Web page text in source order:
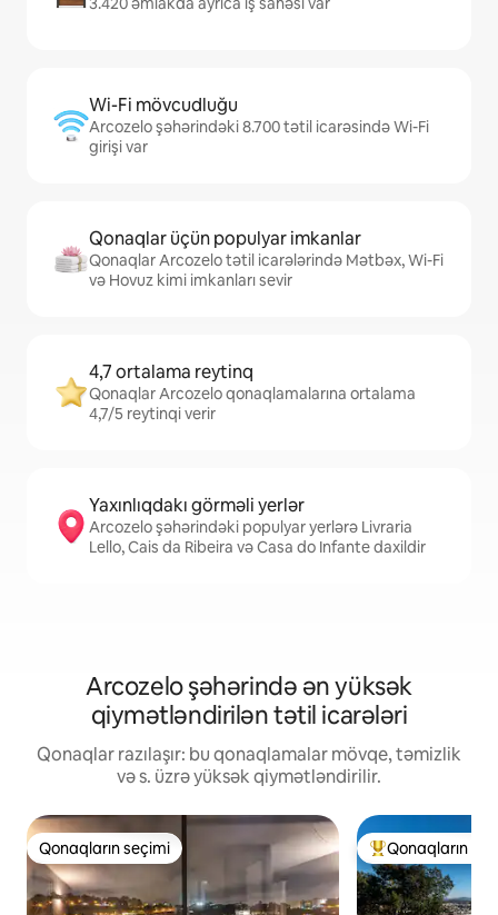
Wi-Fi mövcudluğu
Arcozelo şəhərindəki 8.700 tətil icarəsində Wi-Fi
girişi var
Qonaqlar üçün populyar imkanlar
Qonaqlar Arcozelo tətil icarələrində Mətbəx, Wi-Fi
və Hovuz kimi imkanları sevir
4,7 ortalama reytinq
Qonaqlar Arcozelo qonaqlamalarına ortalama
4,7/5 reytinqi verir
Yaxınlıqdakı görməli yerlər
Arcozelo şəhərindəki populyar yerlərə Livraria
Lello, Cais da Ribeira və Casa do Infante daxildir
Arcozelo şəhərində ən yüksək
qiymətləndirilən tətil icarələri
Qonaqlar razılaşır: bu qonaqlamalar mövqe, təmizlik
və s. üzrə yüksək qiymətləndirilir.
Qonaqların seçimi
Qonaqların seçimi Populyar
Qonaqların